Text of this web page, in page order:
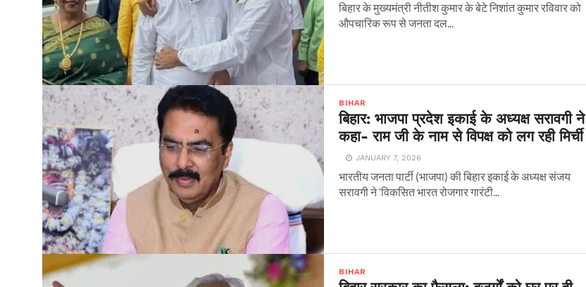
बिहार के मुख्यमंत्री नीतीश कुमार के बेटे निशांत कुमार रविवार को
औपचारिक रूप से जनता दल...
BIHAR
बिहार: भाजपा प्रदेश इकाई के अध्यक्ष सरावगी ने
कहा- राम जी के नाम से विपक्ष को लग रही मिर्ची
JANUARY 7, 2026
भारतीय जनता पार्टी (भाजपा) की बिहार इकाई के अध्यक्ष संजय
सरावगी ने ‘विकसित भारत रोजगार गारंटी...
BIHAR